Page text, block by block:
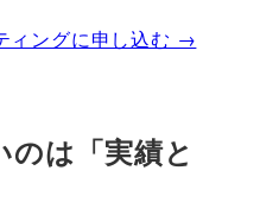
ィングに申し込む →
は「実績と